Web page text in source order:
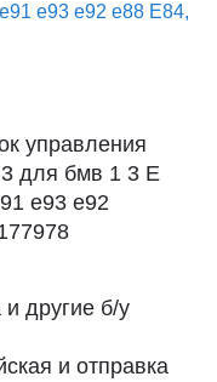
управления
для бмв 1 3 Е
е93 е92
и другие б/у
и отправка